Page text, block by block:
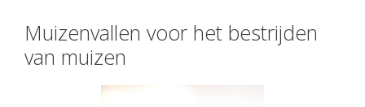
Muizenvallen voor het bestrijden
van muizen